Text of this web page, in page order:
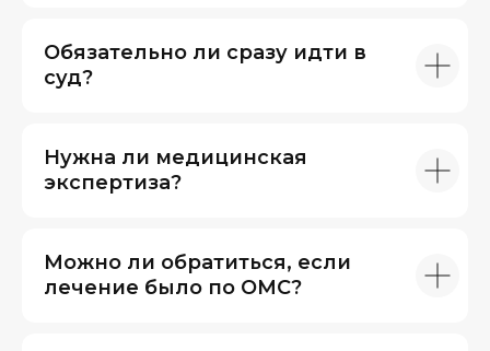
Обязательно ли сразу идти в
суд?
Нужна ли медицинская
экспертиза?
Можно ли обратиться, если
лечение было по ОМС?